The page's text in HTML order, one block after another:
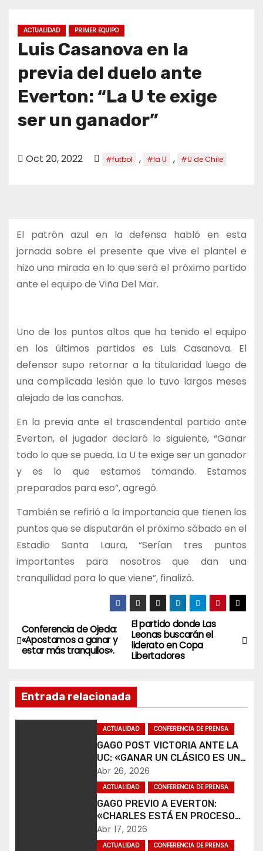
ACTUALIDAD PRIMER EQUIPO
Luis Casanova en la
previa del duelo ante
Everton: “La U te exige
ser un ganador”
Oct 20, 2022 #futbol , #la U , #U de Chile
El patrón azul en la defensa habló en esta
jornada sobre el presente que vive el plantel e
hizo una mirada en lo que será el próximo partido
ante el equipo de Viña Del Mar.
Uno de los puntos altos que ha tenido el equipo
en los últimos partidos es Luis Casanova. El
defensor supo retornar a la titularidad luego de
una complicada lesión que lo tuvo largos meses
alejado de las canchas.
En la previa ante el trascendental partido ante
Everton, el jugador declaró lo siguiente, “Ganar
todo lo que se pueda. La U te exige ser un ganador
y es lo que estamos tomando. Estamos
preparados para eso”, agregó.
También se refirió a la importancia que tienen los
puntos que se disputarán el próximo sábado en el
Estadio Santa Laura, “Serían tres puntos
importantes para nosotros que dan una
tranquilidad para lo que viene”, finalizó.
N
a
e
El partido donde Las
Leonas buscarán el
liderato en Copa
Libertadores
Conferencia de Ojeda:
«Apostamos a ganar y
estar más tranquilos».
Entrada relacionada
ACTUALIDAD CONFERENCIA DE PRENSA
GAGO POST VICTORIA ANTE LA
UC: «GANAR UN CLÁSICO ES UNA
ALEGRÍA».
Abr 26, 2026
ACTUALIDAD CONFERENCIA DE PRENSA
GAGO PREVIO A EVERTON:
«CHARLES ESTÁ EN PROCESO
DE RECUPERACIÓN».
Abr 17, 2026
ACTUALIDAD CONFERENCIA DE PRENSA